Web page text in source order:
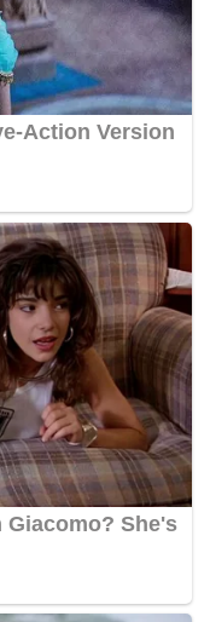
kes Covid-19
Daerah
risiko dan
sama ada
untuk membuat
kes dan kontak,
pembersihan
risiko dan kesihatan
pengurusan kes dan
mungkin,” katanya.